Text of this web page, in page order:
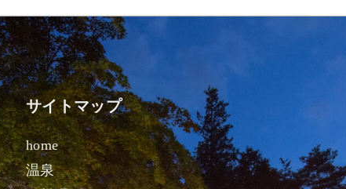
サイトマップ
home
温泉